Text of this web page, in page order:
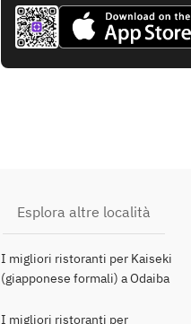
Esplora altre località
I migliori ristoranti per Kaiseki
(giapponese formali) a Odaiba
I migliori ristoranti per